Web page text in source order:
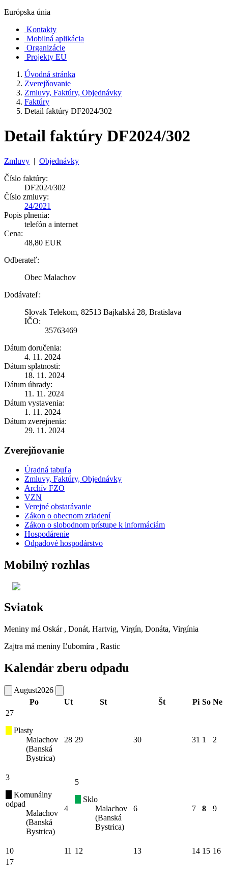
Európska únia
Kontakty
Mobilná aplikácia
Organizácie
Projekty EU
Úvodná stránka
Zverejňovanie
Zmluvy, Faktúry, Objednávky
Faktúry
Detail faktúry DF2024/302
Detail faktúry DF2024/302
Zmluvy | Objednávky
Číslo faktúry:
DF2024/302
Číslo zmluvy:
24/2021
Popis plnenia:
telefón a internet
Cena:
48,80 EUR
Odberateľ:
Obec Malachov
Dodávateľ:
Slovak Telekom, 82513 Bajkalská 28, Bratislava
IČO:
35763469
Dátum doručenia:
4. 11. 2024
Dátum splatnosti:
18. 11. 2024
Dátum úhrady:
11. 11. 2024
Dátum vystavenia:
1. 11. 2024
Dátum zverejnenia:
29. 11. 2024
Zverejňovanie
Úradná tabuľa
Zmluvy, Faktúry, Objednávky
Archív FZO
VZN
Verejné obstarávanie
Zákon o obecnom zriadení
Zákon o slobodnom prístupe k informáciám
Hospodárenie
Odpadové hospodárstvo
Mobilný rozhlas
Sviatok
Meniny má Oskár , Donát, Hartvig, Virgín, Donáta, Virgínia
Zajtra má meniny Ľubomíra , Rastic
Kalendár zberu odpadu
August2026
Po
Ut St Št Pi So Ne
27
Plasty
Malachov
(Banská
Bystrica)
28 29 30 31 1 2
3
Komunálny
odpad
Malachov
(Banská
Bystrica)
4
5
Sklo
Malachov
(Banská
Bystrica)
6 7 8 9
10 11 12 13 14 15 16
17